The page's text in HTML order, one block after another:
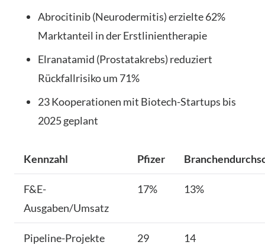
Abrocitinib (Neurodermitis) erzielte 62%
Marktanteil in der Erstlinientherapie
Elranatamid (Prostatakrebs) reduziert
Rückfallrisiko um 71%
23 Kooperationen mit Biotech-Startups bis
2025 geplant
Kennzahl Pfizer
F&E-
Ausgaben/Umsatz
17% 13%
Pipeline-Projekte
29 14